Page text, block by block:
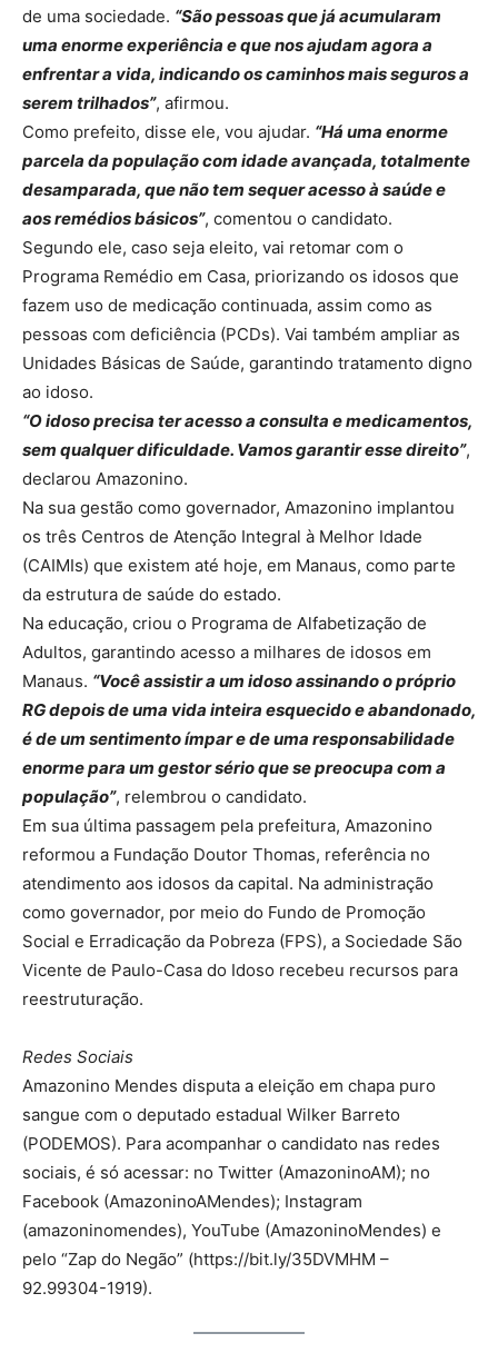
de uma sociedade. “São pessoas que já acumularam
uma enorme experiência e que nos ajudam agora a
enfrentar a vida, indicando os caminhos mais seguros a
serem trilhados”, afirmou.
Como prefeito, disse ele, vou ajudar. “Há uma enorme
parcela da população com idade avançada, totalmente
desamparada, que não tem sequer acesso à saúde e
aos remédios básicos”, comentou o candidato.
Segundo ele, caso seja eleito, vai retomar com o
Programa Remédio em Casa, priorizando os idosos que
fazem uso de medicação continuada, assim como as
pessoas com deficiência (PCDs). Vai também ampliar as
Unidades Básicas de Saúde, garantindo tratamento digno
ao idoso.
“O idoso precisa ter acesso a consulta e medicamentos,
sem qualquer dificuldade. Vamos garantir esse direito”,
declarou Amazonino.
Na sua gestão como governador, Amazonino implantou
os três Centros de Atenção Integral à Melhor Idade
(CAIMIs) que existem até hoje, em Manaus, como parte
da estrutura de saúde do estado.
Na educação, criou o Programa de Alfabetização de
Adultos, garantindo acesso a milhares de idosos em
Manaus. “Você assistir a um idoso assinando o próprio
RG depois de uma vida inteira esquecido e abandonado,
é de um sentimento ímpar e de uma responsabilidade
enorme para um gestor sério que se preocupa com a
população”, relembrou o candidato.
Em sua última passagem pela prefeitura, Amazonino
reformou a Fundação Doutor Thomas, referência no
atendimento aos idosos da capital. Na administração
como governador, por meio do Fundo de Promoção
Social e Erradicação da Pobreza (FPS), a Sociedade São
Vicente de Paulo-Casa do Idoso recebeu recursos para
reestruturação.
Redes Sociais
Amazonino Mendes disputa a eleição em chapa puro
sangue com o deputado estadual Wilker Barreto
(PODEMOS). Para acompanhar o candidato nas redes
sociais, é só acessar: no Twitter (AmazoninoAM); no
Facebook (AmazoninoAMendes); Instagram
(amazoninomendes), YouTube (AmazoninoMendes) e
pelo “Zap do Negão” (https://bit.ly/35DVMHM –
92.99304-1919).